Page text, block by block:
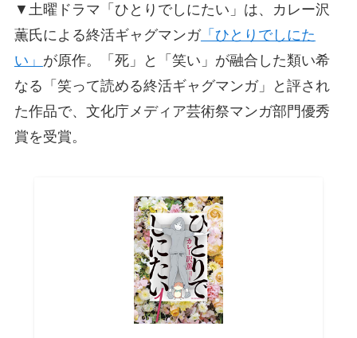
▼土曜ドラマ「ひとりでしにたい」は、カレー沢
薫氏による終活ギャグマンガ「ひとりでしにた
い」 が原作。「死」と「笑い」が融合した類い希
なる「笑って読める終活ギャグマンガ」と評され
た作品で、文化庁メディア芸術祭マンガ部門優秀
賞を受賞。